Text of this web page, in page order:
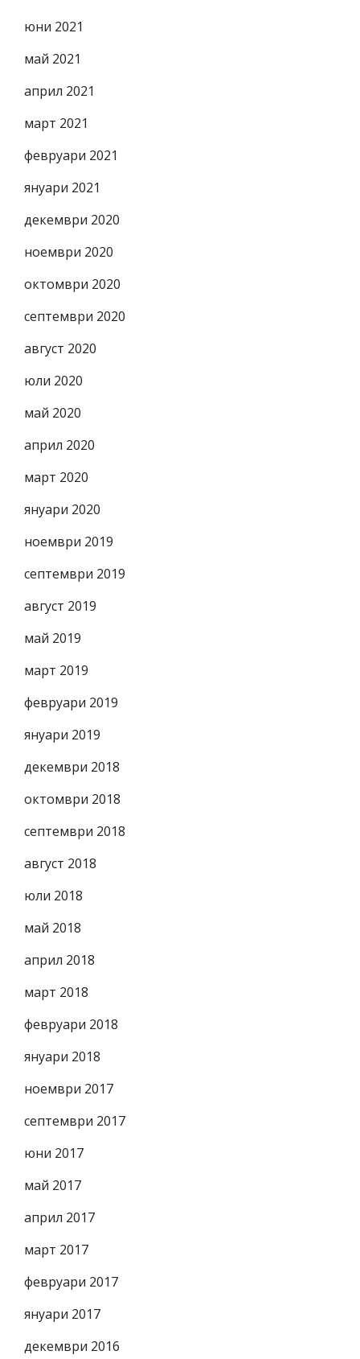
юни 2021
май 2021
април 2021
март 2021
февруари 2021
януари 2021
декември 2020
ноември 2020
октомври 2020
септември 2020
август 2020
юли 2020
май 2020
април 2020
март 2020
януари 2020
ноември 2019
септември 2019
август 2019
май 2019
март 2019
февруари 2019
януари 2019
декември 2018
октомври 2018
септември 2018
август 2018
юли 2018
май 2018
април 2018
март 2018
февруари 2018
януари 2018
ноември 2017
септември 2017
юни 2017
май 2017
април 2017
март 2017
февруари 2017
януари 2017
декември 2016